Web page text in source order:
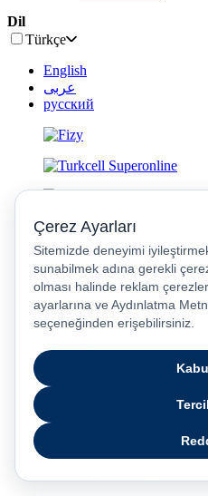
Dil
Türkçe
English
عربى
русский